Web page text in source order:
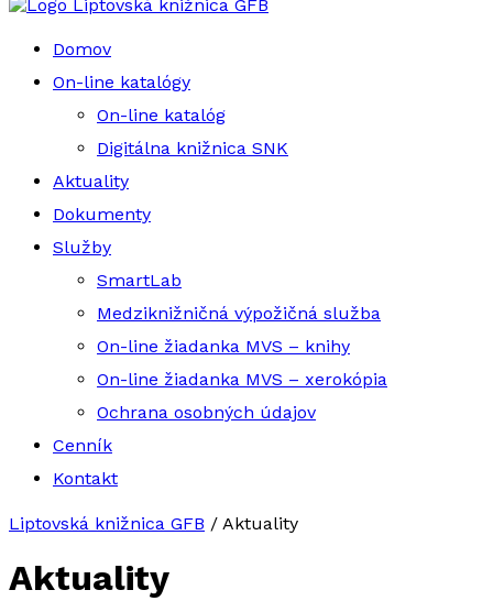
Liptovská knižnica GFB
Domov
On-line katalógy
On-line katalóg
Digitálna knižnica SNK
Aktuality
Dokumenty
Služby
SmartLab
Medziknižničná výpožičná služba
On-line žiadanka MVS – knihy
On-line žiadanka MVS – xerokópia
Ochrana osobných údajov
Cenník
Kontakt
Liptovská knižnica GFB / Aktuality
Aktuality